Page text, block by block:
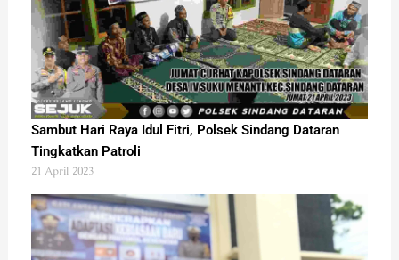
Sambut Hari Raya Idul Fitri, Polsek Sindang Dataran
Tingkatkan Patroli
21 April 2023